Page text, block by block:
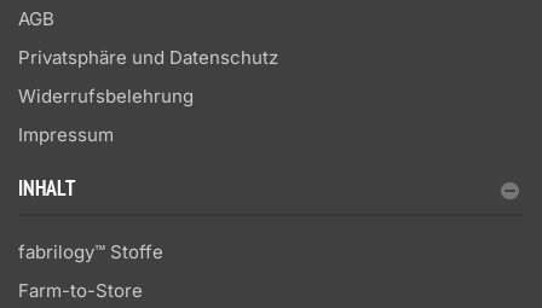
AGB
Privatsphäre und Datenschutz
Widerrufsbelehrung
Impressum
INHALT
fabrilogy™ Stoffe
Farm-to-Store